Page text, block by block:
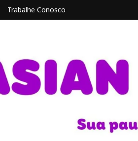
Trabalhe Conosco